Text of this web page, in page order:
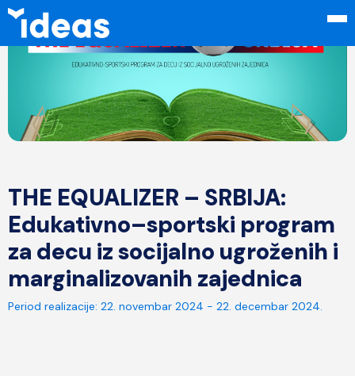
THE EQUALIZER – SRBIJA:
Edukativno–sportski program
za decu iz socijalno ugroženih i
marginalizovanih zajednica
Period realizacije: 22. novembar 2024 - 22. decembar 2024.